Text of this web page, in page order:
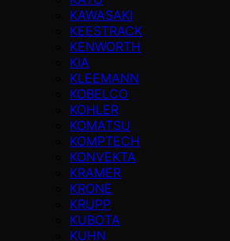
KAWASAKI
KEESTRACK
KENWORTH
KIA
KLEEMANN
KOBELCO
KOHLER
KOMATSU
KOMPTECH
KONVEKTA
KRAMER
KRONE
KRUPP
KUBOTA
KUHN